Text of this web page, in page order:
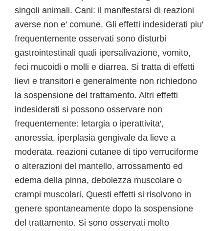
singoli animali. Cani: il manifestarsi di reazioni
averse non e' comune. Gli effetti indesiderati piu'
frequentemente osservati sono disturbi
gastrointestinali quali ipersalivazione, vomito,
feci mucoidi o molli e diarrea. Si tratta di effetti
lievi e transitori e generalmente non richiedono
la sospensione del trattamento. Altri effetti
indesiderati si possono osservare non
frequentemente: letargia o iperattivita',
anoressia, iperplasia gengivale da lieve a
moderata, reazioni cutanee di tipo verruciforme
o alterazioni del mantello, arrossamento ed
edema della pinna, debolezza muscolare o
crampi muscolari. Questi effetti si risolvono in
genere spontaneamente dopo la sospensione
del trattamento. Si sono osservati molto